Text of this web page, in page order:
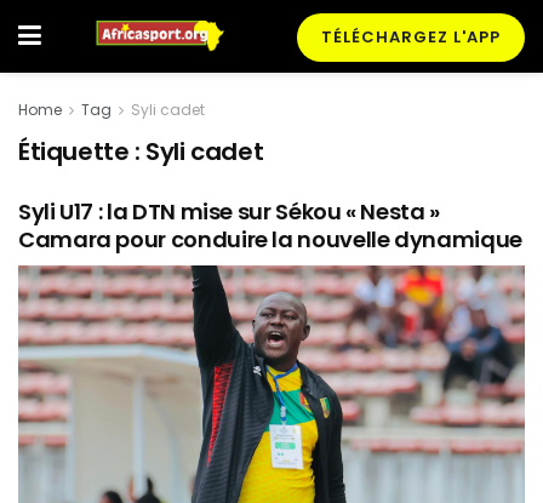
TÉLÉCHARGEZ L'APP
Home Tag Syli cadet
Étiquette : Syli cadet
Syli U17 : la DTN mise sur Sékou « Nesta »
Camara pour conduire la nouvelle dynamique